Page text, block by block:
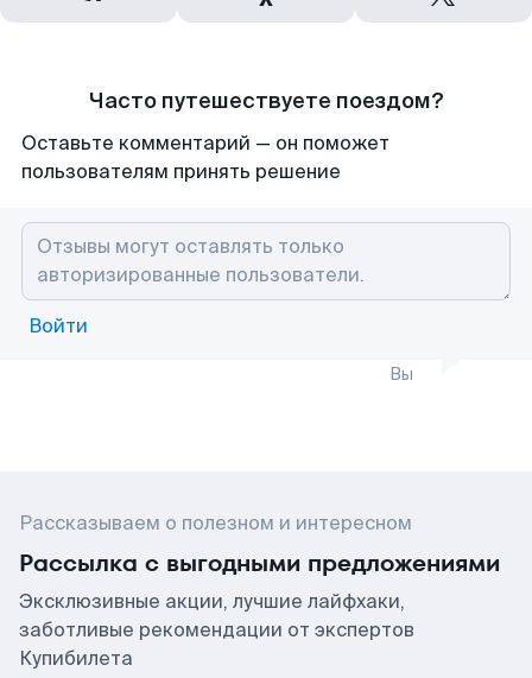
Часто путешествуете поездом?
Оставьте комментарий — он поможет
пользователям принять решение
Войти
Вы
Рассказываем о полезном и интересном
Рассылка с выгодными предложениями
Эксклюзивные акции, лучшие лайфхаки,
заботливые рекомендации от экспертов
Купибилета